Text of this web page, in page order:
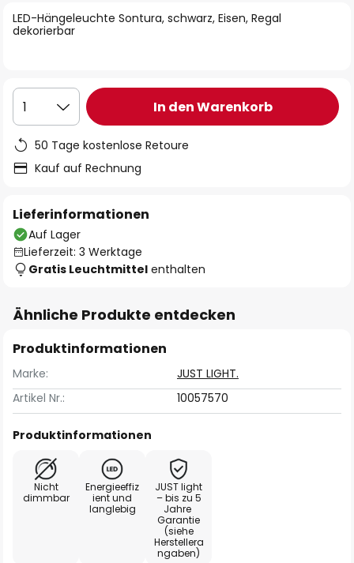
LED-Hängeleuchte Sontura, schwarz, Eisen, Regal
dekorierbar
1 In den Warenkorb
50 Tage kostenlose Retoure
Kauf auf Rechnung
Lieferinformationen
Auf Lager
Lieferzeit: 3 Werktage
Gratis Leuchtmittel enthalten
Ähnliche Produkte entdecken
Produktinformationen
Marke:
JUST LIGHT.
Artikel Nr.:
10057570
Produktinformationen
Nicht
dimmbar
Energieeffiz
ient und
langlebig
JUST light
– bis zu 5
Jahre
Garantie
(siehe
Herstellera
ngaben)